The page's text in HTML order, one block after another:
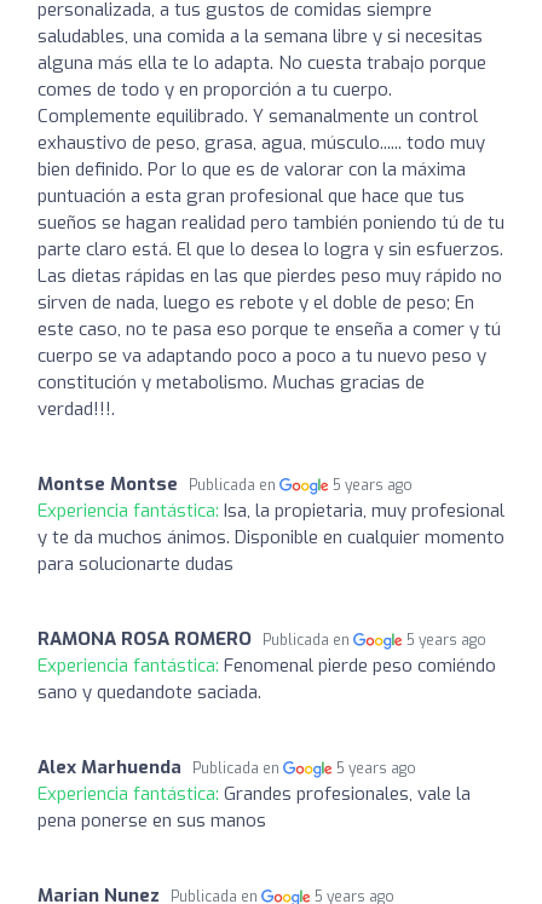
personalizada, a tus gustos de comidas siempre
saludables, una comida a la semana libre y si necesitas
alguna más ella te lo adapta. No cuesta trabajo porque
comes de todo y en proporción a tu cuerpo.
Complemente equilibrado. Y semanalmente un control
exhaustivo de peso, grasa, agua, músculo...... todo muy
bien definido. Por lo que es de valorar con la máxima
puntuación a esta gran profesional que hace que tus
sueños se hagan realidad pero también poniendo tú de tu
parte claro está. El que lo desea lo logra y sin esfuerzos.
Las dietas rápidas en las que pierdes peso muy rápido no
sirven de nada, luego es rebote y el doble de peso; En
este caso, no te pasa eso porque te enseña a comer y tú
cuerpo se va adaptando poco a poco a tu nuevo peso y
constitución y metabolismo. Muchas gracias de
verdad!!!.
Montse Montse Publicada en 5 years ago
Experiencia fantástica: Isa, la propietaria, muy profesional
y te da muchos ánimos. Disponible en cualquier momento
para solucionarte dudas
RAMONA ROSA ROMERO Publicada en 5 years ago
Experiencia fantástica: Fenomenal pierde peso comiéndo
sano y quedandote saciada.
Alex Marhuenda Publicada en 5 years ago
Experiencia fantástica: Grandes profesionales, vale la
pena ponerse en sus manos
Marian Nunez Publicada en 5 years ago